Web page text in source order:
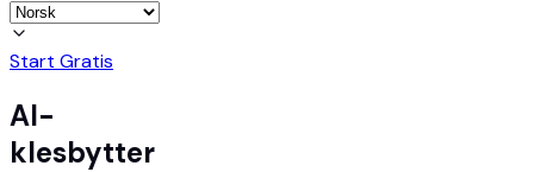
Start Gratis
AI-
klesbytter